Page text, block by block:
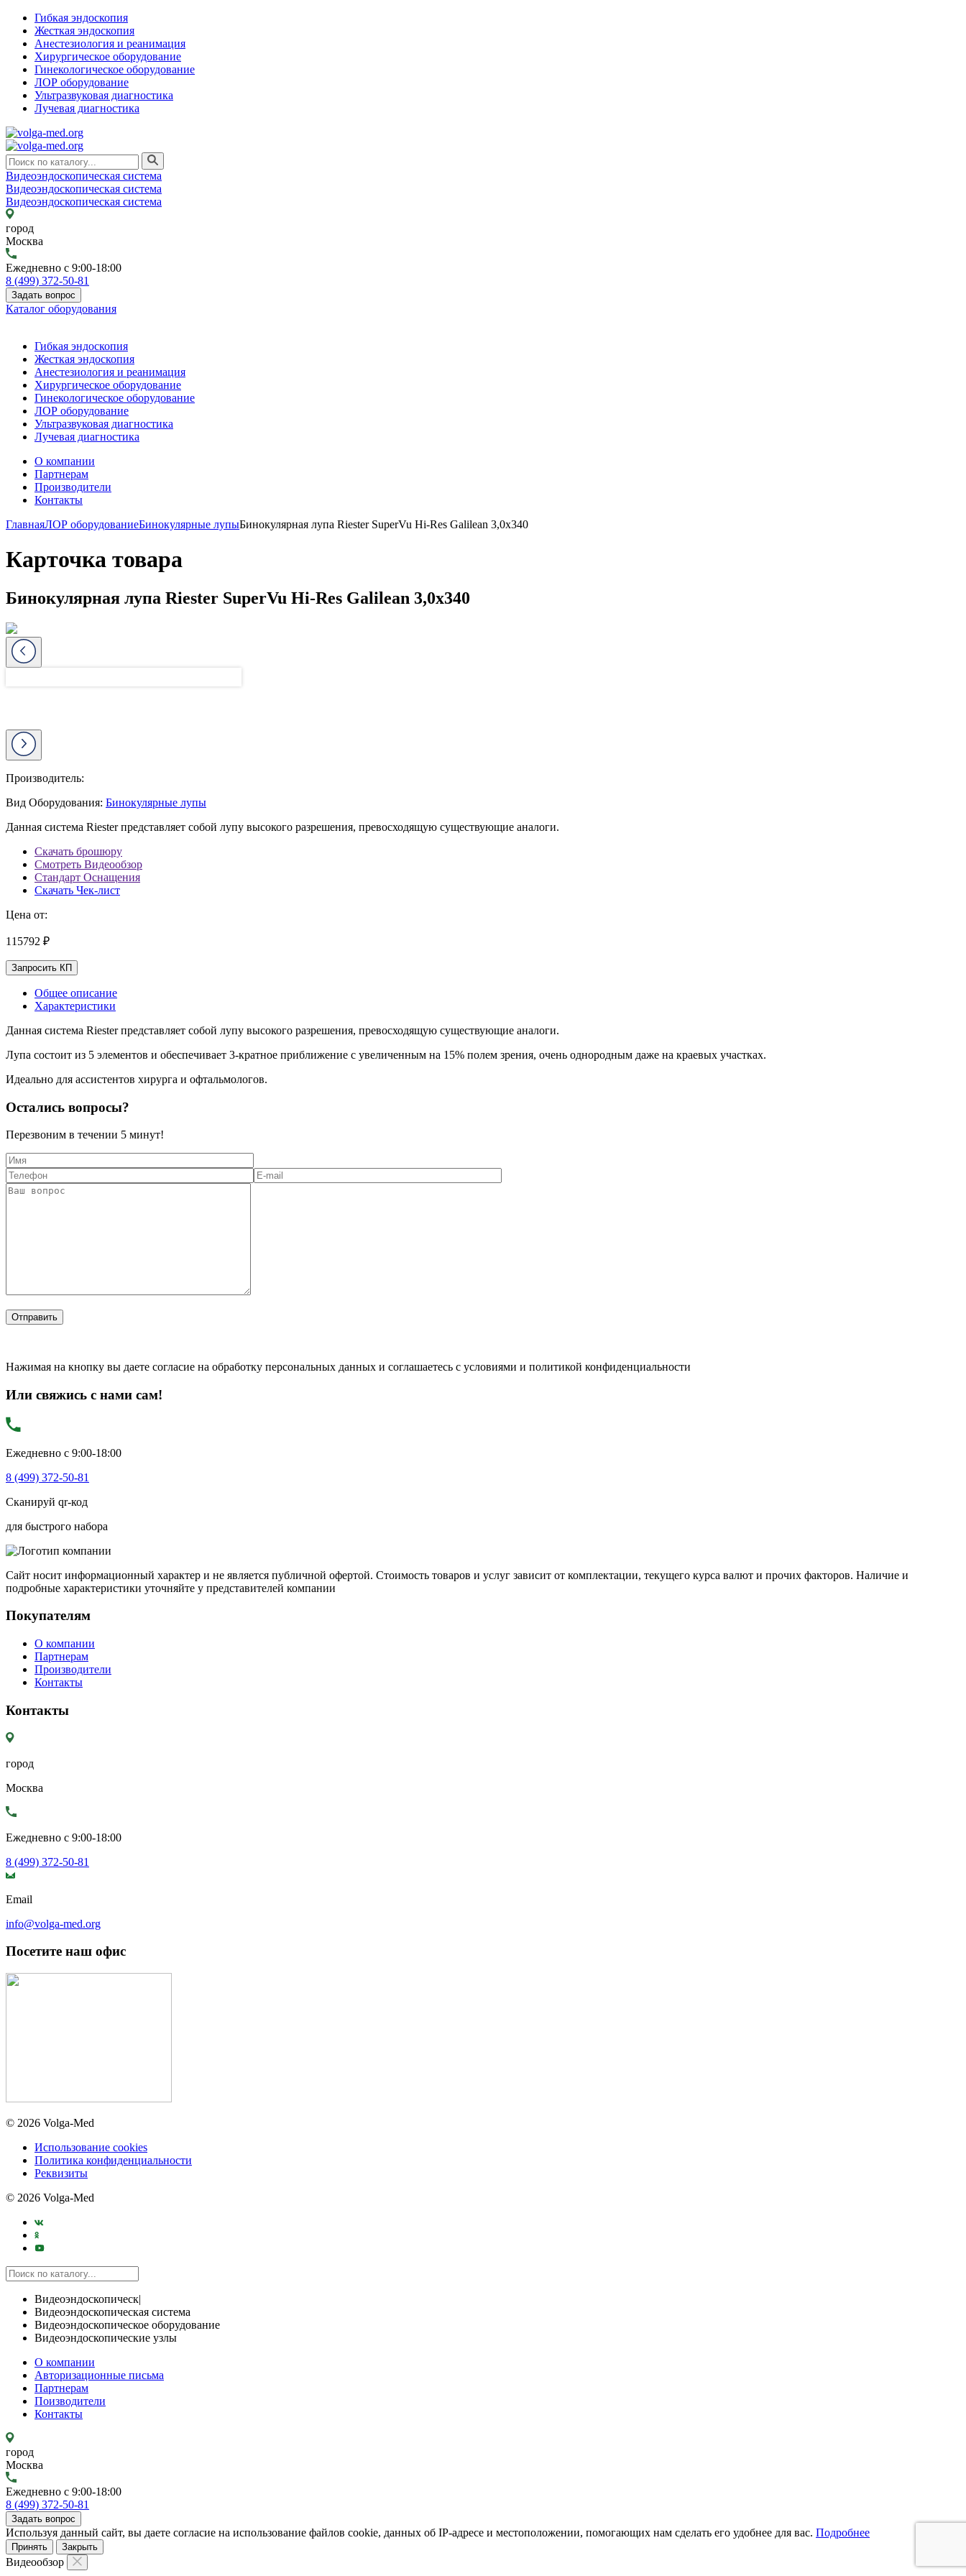
Гибкая эндоскопия
Жесткая эндоскопия
Анестезиология и реанимация
Хирургическое оборудование
Гинекологическое оборудование
ЛОР оборудование
Ультразвуковая диагностика
Лучевая диагностика
Видеоэндоскопическая система
Видеоэндоскопическая система
Видеоэндоскопическая система
город
Москва
Ежедневно с 9:00-18:00
8 (499) 372-50-81
Задать вопрос
Каталог оборудования
Гибкая эндоскопия
Жесткая эндоскопия
Анестезиология и реанимация
Хирургическое оборудование
Гинекологическое оборудование
ЛОР оборудование
Ультразвуковая диагностика
Лучевая диагностика
О компании
Партнерам
Производители
Контакты
ГлавнаяЛОР оборудованиеБинокулярные лупыБинокулярная лупа Riester SuperVu Hi-Res Galilean 3,0х340
Карточка товара
Бинокулярная лупа Riester SuperVu Hi-Res Galilean 3,0х340
Производитель:
Вид Оборудования: Бинокулярные лупы
Данная система Riester представляет собой лупу высокого разрешения, превосходящую существующие аналоги.
Скачать брошюру
Смотреть Видеообзор
Стандарт Оснащения
Скачать Чек-лист
Цена от:
115792 ₽
Запросить КП
Общее описание
Характеристики
Данная система Riester представляет собой лупу высокого разрешения, превосходящую существующие аналоги.
Лупа состоит из 5 элементов и обеспечивает 3-кратное приближение с увеличенным на 15% полем зрения, очень однородным даже на краевых участках.
Идеально для ассистентов хирурга и офтальмологов.
Остались вопросы?
Перезвоним в течении 5 минут!
Нажимая на кнопку вы даете согласие на обработку персональных данных и соглашаетесь с условиями и политикой конфиденциальности
Или свяжись с нами сам!
Ежедневно с 9:00-18:00
8 (499) 372-50-81
Сканируй qr-код
для быстрого набора
Сайт носит информационный характер и не является публичной офертой. Стоимость товаров и услуг зависит от комплектации, текущего курса валют и прочих факторов. Наличие и
подробные характеристики уточняйте у представителей компании
Покупателям
О компании
Партнерам
Производители
Контакты
Контакты
город
Москва
Ежедневно с 9:00-18:00
8 (499) 372-50-81
Email
info@volga-med.org
Посетите наш офис
© 2026 Volga-Med
Использование cookies
Политика конфиденциальности
Реквизиты
© 2026 Volga-Med
Видеоэндоскопическ|
Видеоэндоскопическая система
Видеоэндоскопическое оборудование
Видеоэндоскопические узлы
О компании
Авторизационные письма
Партнерам
Поизводители
Контакты
город
Москва
Ежедневно с 9:00-18:00
8 (499) 372-50-81
Задать вопрос
Используя данный сайт, вы даете согласие на использование файлов cookie, данных об IP-адресе и местоположении, помогающих нам сделать его удобнее для вас. Подробнее
Принять Закрыть
Видеообзор